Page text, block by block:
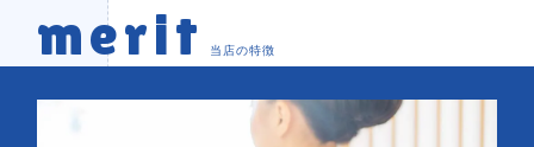
merit 当店の特徴